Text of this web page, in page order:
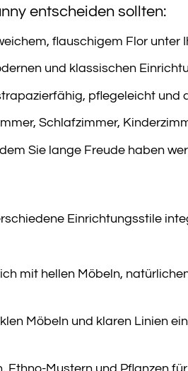
entscheiden sollten:
flauschigem Flor unter
und klassischen
pflegeleicht und
Schlafzimmer,
Sie lange Freude haben
Einrichtungsstile
mit hellen Möbeln,
Möbeln und klaren Linien